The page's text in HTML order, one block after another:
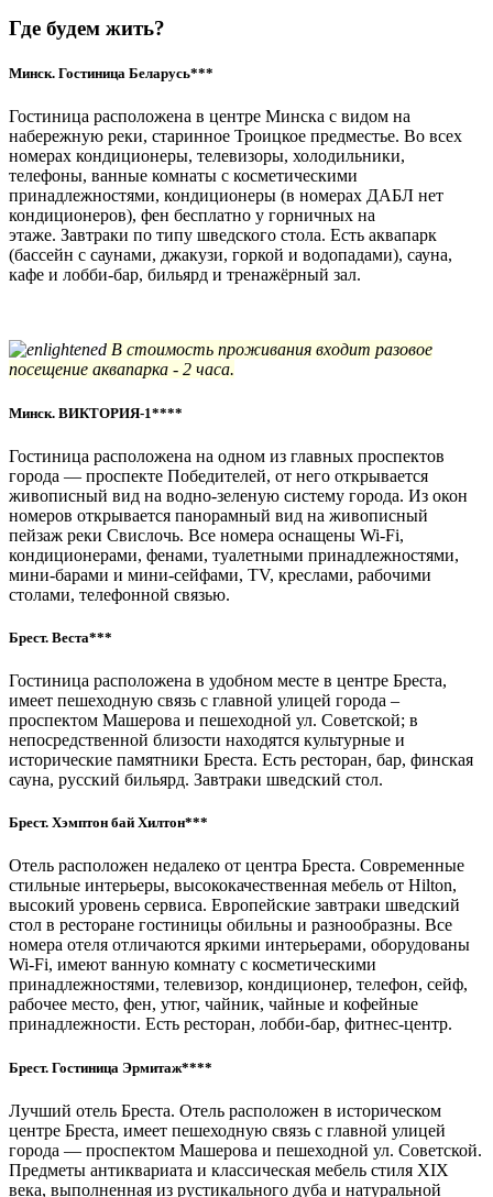
Где будем жить?
Минск. Гостиница Беларусь***
Гостиница расположена в центре Минска с видом на
набережную реки, старинное Троицкое предместье. Во всех
номерах кондиционеры, телевизоры, холодильники,
телефоны, ванные комнаты с косметическими
принадлежностями, кондиционеры (в номерах ДАБЛ нет
кондиционеров), фен бесплатно у горничных на
этаже. Завтраки по типу шведского стола. Есть аквапарк
(бассейн с саунами, джакузи, горкой и водопадами), сауна,
кафе и лобби-бар, бильярд и тренажёрный зал.
В стоимость проживания входит разовое
посещение аквапарка - 2 часа.
Минск. ВИКТОРИЯ-1****
Гостиница расположена на одном из главных проспектов
города — проспекте Победителей, от него открывается
живописный вид на водно-зеленую систему города. Из окон
номеров открывается панорамный вид на живописный
пейзаж реки Свислочь. Все номера оснащены Wi-Fi,
кондиционерами, фенами, туалетными принадлежностями,
мини-барами и мини-сейфами, TV, креслами, рабочими
столами, телефонной связью.
Брест. Веста***
Гостиница расположена в удобном месте в центре Бреста,
имеет пешеходную связь с главной улицей города –
проспектом Машерова и пешеходной ул. Советской; в
непосредственной близости находятся культурные и
исторические памятники Бреста. Есть ресторан, бар, финская
сауна, русский бильярд. Завтраки шведский стол.
Брест. Хэмптон бай Хилтон***
Отель расположен недалеко от центра Бреста. Современные
стильные интерьеры, высококачественная мебель от Hilton,
высокий уровень сервиса. Европейские завтраки шведский
стол в ресторане гостиницы обильны и разнообразны. Все
номера отеля отличаются яркими интерьерами, оборудованы
Wi-Fi, имеют ванную комнату с косметическими
принадлежностями, телевизор, кондиционер, телефон, сейф,
рабочее место, фен, утюг, чайник, чайные и кофейные
принадлежности. Есть ресторан, лобби-бар, фитнес-центр.
Брест. Гостиница Эрмитаж****
Лучший отель Бреста. Отель расположен в историческом
центре Бреста, имеет пешеходную связь с главной улицей
города — проспектом Машерова и пешеходной ул. Советской.
Предметы антиквариата и классическая мебель стиля XIX
века, выполненная из рустикального дуба и натуральной